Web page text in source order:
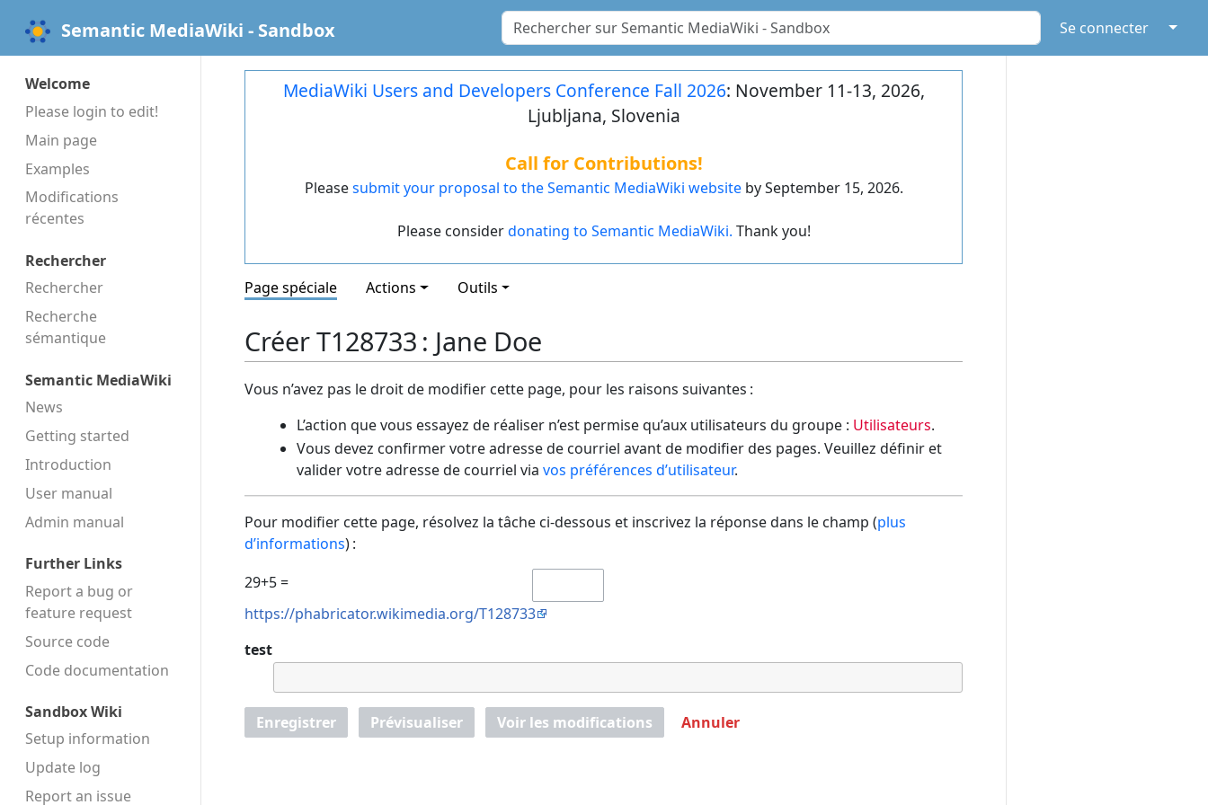
Semantic MediaWiki - Sandbox Se connecter ↓
Welcome
Please login to edit!
Main page
Examples
Modifications
récentes
Rechercher
Rechercher
Recherche
sémantique
Semantic MediaWiki
News
Getting started
Introduction
User manual
Admin manual
Further Links
Report a bug or
feature request
Source code
Code docu­mentation
Sandbox Wiki
Setup information
Update log
Report an issue
MediaWiki Users and Developers Conference Fall 2026: November 11-13, 2026,
Ljubljana, Slovenia
Call for Contributions!
Pleasesubmit your proposal to the Semantic MediaWiki websiteby September 15, 2026.
Please considerdonating to Semantic MediaWiki. Thank you!
Page spéciale Actions Outils
Créer T128733 : Jane Doe
Vous n’avez pas le droit de modifier cette page, pour les raisons suivantes :
L’action que vous essayez de réaliser n’est permise qu’aux utilisateurs du groupe : Utilisateurs.
Vous devez confirmer votre adresse de courriel avant de modifier des pages. Veuillez définir et
valider votre adresse de courriel via vos préférences d’utilisateur.
Pour modifier cette page, résolvez la tâche ci-dessous et inscrivez la réponse dans le champ (plus
d’informations) :
29+5 =
https://phabricator.wikimedia.org/T128733
test
Enregistrer Prévisualiser Voir les modifications Annuler